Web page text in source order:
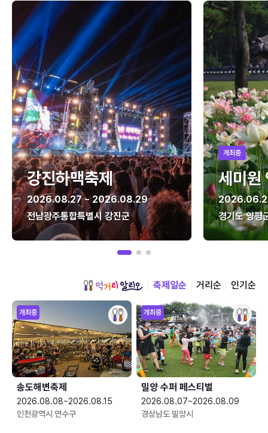
강진하맥축제
2026.08.27 ~ 2026.08.29
전남광주통합특별시 강진군
개최중
세미원
경기도 양평
축제일순 거리순 인기순
개최중
송도해변축제
2026.08.08~2026.08.15
인천광역시 연수구
개최중
밀양 수퍼 페스티벌
2026.08.07~2026.08.09
경상남도 밀양시